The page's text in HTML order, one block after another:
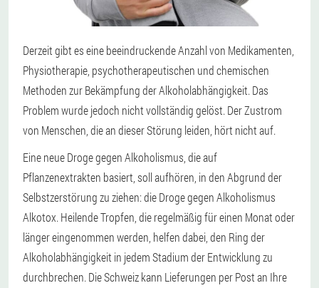
Derzeit gibt es eine beeindruckende Anzahl von Medikamenten,
Physiotherapie, psychotherapeutischen und chemischen
Methoden zur Bekämpfung der Alkoholabhängigkeit. Das
Problem wurde jedoch nicht vollständig gelöst. Der Zustrom
von Menschen, die an dieser Störung leiden, hört nicht auf.
Eine neue Droge gegen Alkoholismus, die auf
Pflanzenextrakten basiert, soll aufhören, in den Abgrund der
Selbstzerstörung zu ziehen: die Droge gegen Alkoholismus
Alkotox. Heilende Tropfen, die regelmäßig für einen Monat oder
länger eingenommen werden, helfen dabei, den Ring der
Alkoholabhängigkeit in jedem Stadium der Entwicklung zu
durchbrechen. Die Schweiz kann Lieferungen per Post an Ihre